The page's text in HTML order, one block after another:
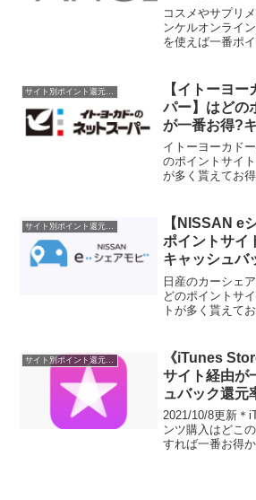
率比較一覧
コスメやサプリ
ンケルオンライ
を使えば一番ポ
1.5%→2.5%(ポ
中)1.8%1.0%...
サイト別ポイント還元率一覧
【イトーヨ
パー】はどの
が一番お得?
元率比較一覧
イトーヨーカド
のポイントサイ
が多く貰えてお
アップ中)1,400
用)0.6%1,00...
【NISSAN e
ポイントサイ
キャッシュバ
2019/8/15
日産のカーシェ
どのポイントサ
トが多く貰えて
ん。ポイントサ
ント取扱なし取
《iTunes
サイト経由が
ュバック還元
2021/10/8更新
2021/10/8更新＊
ンツ購入はどこ
すれば一番お得